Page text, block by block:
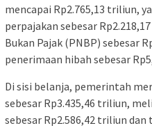
mencapai Rp2.765,13 triliun,
perpajakan sebesar
Bukan Pajak (PNBP) sebesar
penerimaan hibah sebesar
Di sisi belanja, pemerintah
sebesar Rp3.435,46 triliun,
sebesar Rp2.586,42 triliun